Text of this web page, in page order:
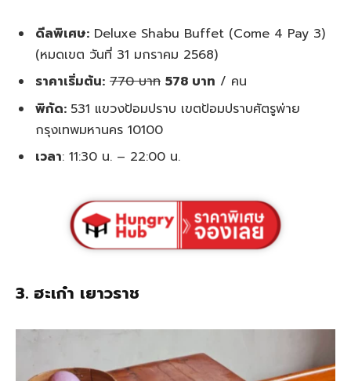
ดีลพิเศษ: Deluxe Shabu Buffet (Come 4 Pay 3)
(หมดเขต วันที่ 31 มกราคม 2568)
ราคาเริ่มต้น: 770 บาท 578 บาท / คน
พิกัด: 531 แขวงป้อมปราบ เขตป้อมปราบศัตรูพ่าย
กรุงเทพมหานคร 10100
เวลา: 11:30 น. – 22:00 น.
3. ฮะเก๋า เยาวราช